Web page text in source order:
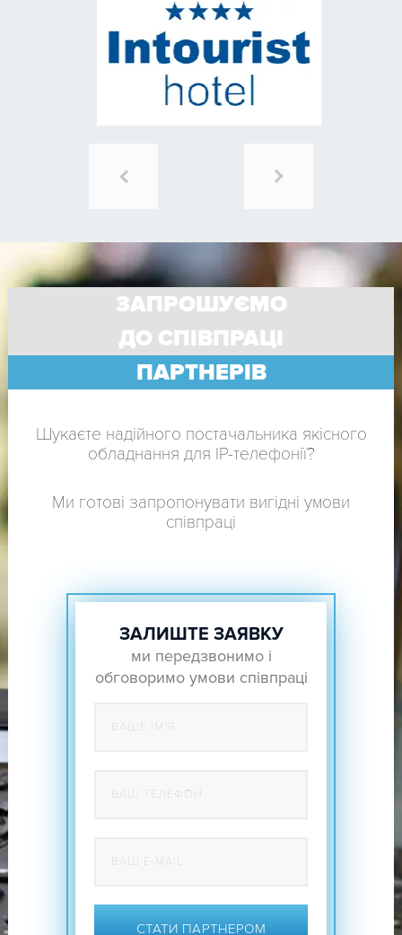
ЗАПРОШУЄМО
ДО СПІВПРАЦІ
ПАРТНЕРІВ
Шукаєте надійного постачальника якісного
обладнання для IP-телефонії?
Ми готові запропонувати вигідні умови
співпраці
ЗАЛИШТЕ ЗАЯВКУ
ми передзвонимо і
обговоримо умови співпраці
СТАТИ ПАРТНЕРОМ